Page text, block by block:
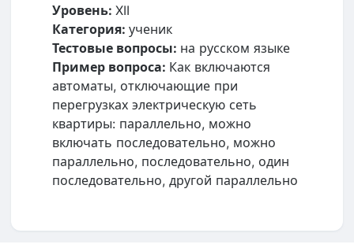
Уровень: XII
Категория: ученик
Тестовые вопросы: на русском языке
Пример вопроса: Как включаются
автоматы, отключающие при
перегрузках электрическую сеть
квартиры: параллельно, можно
включать последовательно, можно
параллельно, последовательно, один
последовательно, другой параллельно